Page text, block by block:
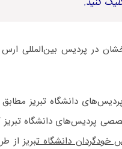
در پردیس بین‌المللی
پردیس‌های دانشگاه تبریز مطابق
دانشگاه تبریز از